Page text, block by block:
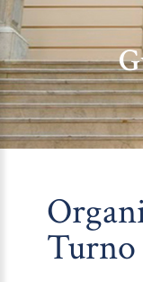
Turno